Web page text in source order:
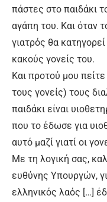
πάστες στο παιδάκι
αγάπη του. Και όταν
γιατρός θα κατηγορεί
κακούς γονείς του.
Και προτού μου
τους γονείς) τους
παιδάκι είναι
που το έδωσε για
αυτό μαζί γιατί οι
Με τη λογική σας,
ευθύνης Υπουργών,
ελληνικός λαός […]